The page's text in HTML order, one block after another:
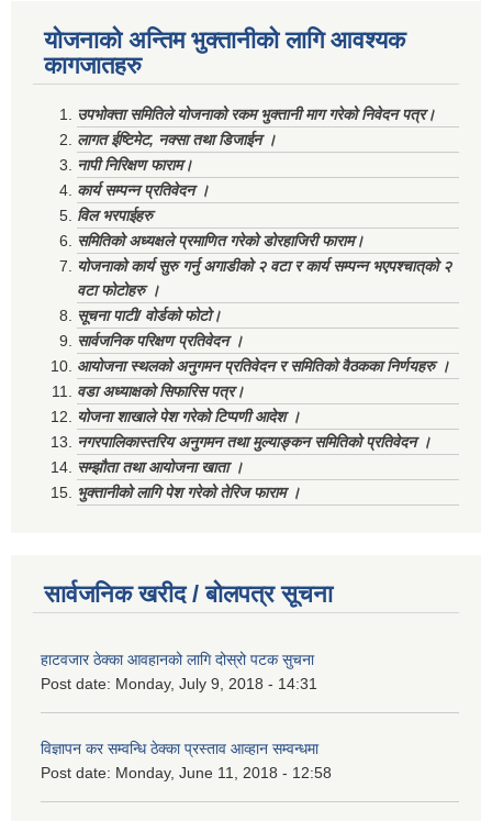
योजनाको अन्तिम भुक्तानीको लागि आवश्यक
कागजातहरु
उपभोक्ता समितिले योजनाको रकम भुक्तानी माग गरेको निवेदन पत्र।
लागत ईष्टिमेट, नक्सा तथा डिजाईन ।
नापी निरिक्षण फाराम।
कार्य सम्पन्न प्रतिवेदन ।
विल भरपाईहरु
समितिको अध्यक्षले प्रमाणित गरेको डोरहाजिरी फाराम।
योजनाको कार्य सुरु गर्नु अगाडीको २ वटा र कार्य सम्पन्न भएपश्चात्‌को २
वटा फोटोहरु ।
सूचना पाटी/ वोर्डको फोटो।
सार्वजनिक परिक्षण प्रतिवेदन ।
आयोजना स्थलको अनुगमन प्रतिवेदन र समितिको वैठकका निर्णयहरु ।
वडा अध्याक्षको सिफारिस पत्र।
योजना शाखाले पेश गरेको टिप्पणी आदेश ।
नगरपालिकास्तरिय अनुगमन तथा मुल्याङ्कन समितिको प्रतिवेदन ।
सम्झौता तथा आयोजना खाता ।
भुक्तानीको लागि पेश गरेको तेरिज फाराम ।
सार्वजनिक खरीद / बोलपत्र सूचना
हाटवजार ठेक्का आवहानको लागि दोस्रो पटक सुचना
Post date: Monday, July 9, 2018 - 14:31
विज्ञापन कर सम्वन्धि ठेक्का प्रस्ताव आव्हान सम्वन्धमा
Post date: Monday, June 11, 2018 - 12:58